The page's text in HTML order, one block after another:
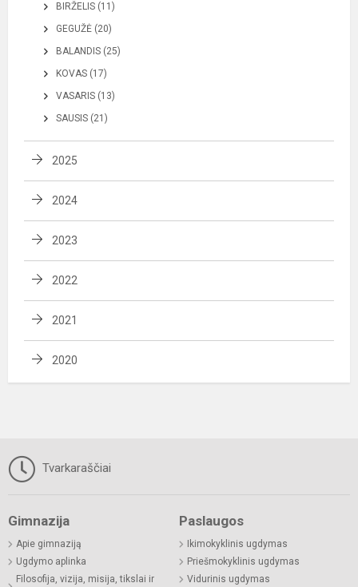
BIRŽELIS (11)
GEGUŽĖ (20)
BALANDIS (25)
KOVAS (17)
VASARIS (13)
SAUSIS (21)
2025
2024
2023
2022
2021
2020
Tvarkaraščiai
Gimnazija
Apie gimnaziją
Ugdymo aplinka
Filosofija, vizija, misija, tikslai ir
Paslaugos
Ikimokyklinis ugdymas
Priešmokyklinis ugdymas
Vidurinis ugdymas